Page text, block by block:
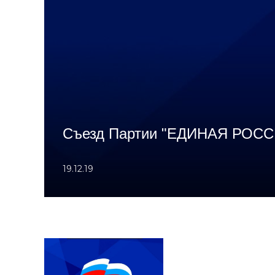
Съезд Партии "ЕДИНАЯ
19.12.19